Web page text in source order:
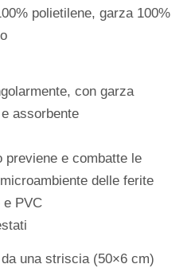
polietilene, garza 100%
con garza
assorbente
previene e combatte le
delle ferite
e PVC
una striscia (50×6 cm)